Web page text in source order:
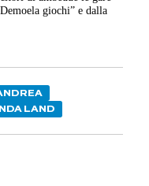
giochi” e dalla
LAND